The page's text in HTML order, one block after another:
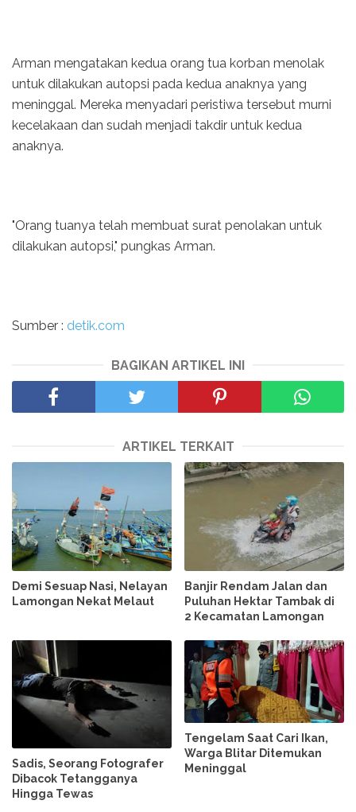
Arman mengatakan kedua orang tua korban menolak
untuk dilakukan autopsi pada kedua anaknya yang
meninggal. Mereka menyadari peristiwa tersebut murni
kecelakaan dan sudah menjadi takdir untuk kedua
anaknya.
"Orang tuanya telah membuat surat penolakan untuk
dilakukan autopsi," pungkas Arman.
Sumber : detik.com
BAGIKAN ARTIKEL INI
ARTIKEL TERKAIT
Demi Sesuap Nasi, Nelayan
Lamongan Nekat Melaut
Banjir Rendam Jalan dan
Puluhan Hektar Tambak di
2 Kecamatan Lamongan
Sadis, Seorang Fotografer
Dibacok Tetangganya
Hingga Tewas
Tengelam Saat Cari Ikan,
Warga Blitar Ditemukan
Meninggal